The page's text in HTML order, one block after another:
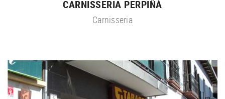
CARNISSERIA PERPIÑÀ
Carnisseria